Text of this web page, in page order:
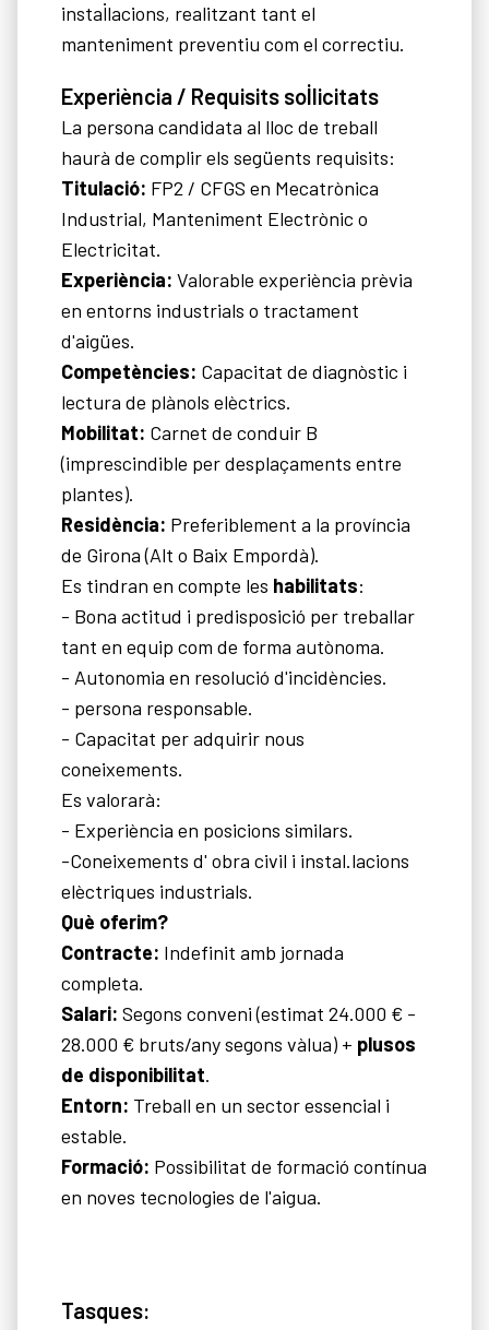
instal·lacions, realitzant tant el
manteniment preventiu com el correctiu.
Experiència / Requisits sol·licitats
La persona candidata al lloc de treball
haurà de complir els següents requisits:
Titulació: FP2 / CFGS en Mecatrònica
Industrial, Manteniment Electrònic o
Electricitat.
Experiència: Valorable experiència prèvia
en entorns industrials o tractament
d'aigües.
Competències: Capacitat de diagnòstic i
lectura de plànols elèctrics.
Mobilitat: Carnet de conduir B
(imprescindible per desplaçaments entre
plantes).
Residència: Preferiblement a la província
de Girona (Alt o Baix Empordà).
Es tindran en compte les habilitats:
- Bona actitud i predisposició per treballar
tant en equip com de forma autònoma.
- Autonomia en resolució d'incidències.
- persona responsable.
- Capacitat per adquirir nous
coneixements.
Es valorarà:
- Experiència en posicions similars.
-Coneixements d' obra civil i instal.lacions
elèctriques industrials.
Què oferim?
Contracte: Indefinit amb jornada
completa.
Salari: Segons conveni (estimat 24.000 € -
28.000 € bruts/any segons vàlua) + plusos
de disponibilitat.
Entorn: Treball en un sector essencial i
estable.
Formació: Possibilitat de formació contínua
en noves tecnologies de l'aigua.
Tasques: